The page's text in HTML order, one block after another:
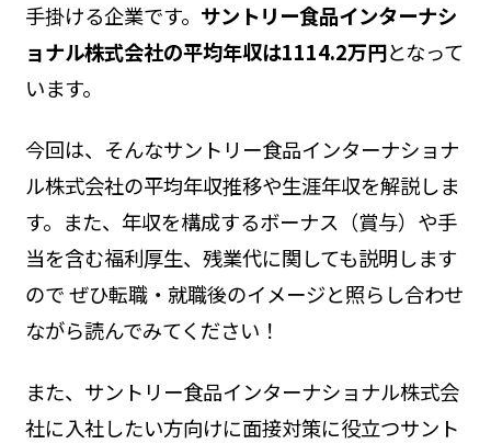
手掛ける企業です。 サントリー食品インターナシ
ョナル株式会社の平均年収は1114.2万円となって
います。
今回は、そんなサントリー食品インターナショナ
ル株式会社の平均年収推移や生涯年収を解説しま
す。また、年収を構成するボーナス（賞与）や手
当を含む福利厚生、残業代に関しても説明します
ので ぜひ転職・就職後のイメージと照らし合わせ
ながら読んでみてください！
また、サントリー食品インターナショナル株式会
社に入社したい方向けに面接対策に役立つサント